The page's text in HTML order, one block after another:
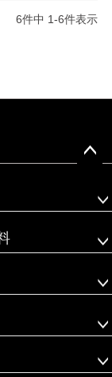
6件中 1-6件表示